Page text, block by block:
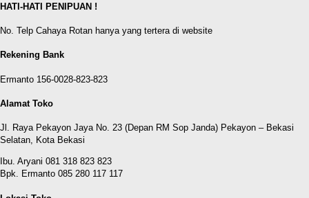
HATI-HATI PENIPUAN !
No. Telp Cahaya Rotan hanya yang tertera di website
Rekening Bank
Ermanto 156-0028-823-823
Alamat Toko
Jl. Raya Pekayon Jaya No. 23 (Depan RM Sop Janda) Pekayon – Bekasi
Selatan, Kota Bekasi
Ibu. Aryani 081 318 823 823
Bpk. Ermanto 085 280 117 117